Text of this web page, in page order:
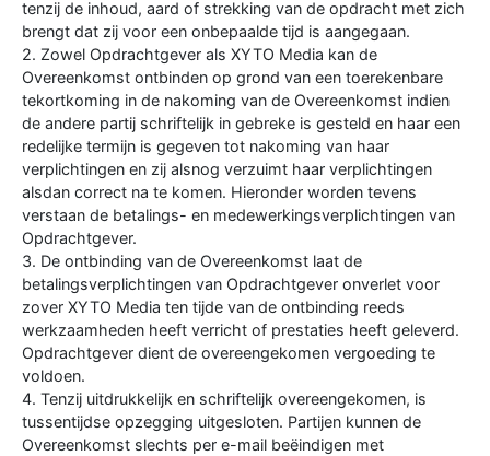
tenzij de inhoud, aard of strekking van de opdracht met zich
brengt dat zij voor een onbepaalde tijd is aangegaan.
2. Zowel Opdrachtgever als XYTO Media kan de
Overeenkomst ontbinden op grond van een toerekenbare
tekortkoming in de nakoming van de Overeenkomst indien
de andere partij schriftelijk in gebreke is gesteld en haar een
redelijke termijn is gegeven tot nakoming van haar
verplichtingen en zij alsnog verzuimt haar verplichtingen
alsdan correct na te komen. Hieronder worden tevens
verstaan de betalings- en medewerkingsverplichtingen van
Opdrachtgever.
3. De ontbinding van de Overeenkomst laat de
betalingsverplichtingen van Opdrachtgever onverlet voor
zover XYTO Media ten tijde van de ontbinding reeds
werkzaamheden heeft verricht of prestaties heeft geleverd.
Opdrachtgever dient de overeengekomen vergoeding te
voldoen.
4. Tenzij uitdrukkelijk en schriftelijk overeengekomen, is
tussentijdse opzegging uitgesloten. Partijen kunnen de
Overeenkomst slechts per e-mail beëindigen met